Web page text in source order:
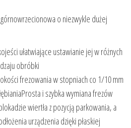
o niezwykle dużej
ułatwiające ustawianie jej w różnych
obróbki
frezowania w stopniach co 1/10 mm
i szybka wymiana frezów
wiertła z pozycją parkowania, a
urządzenia dzięki płaskiej